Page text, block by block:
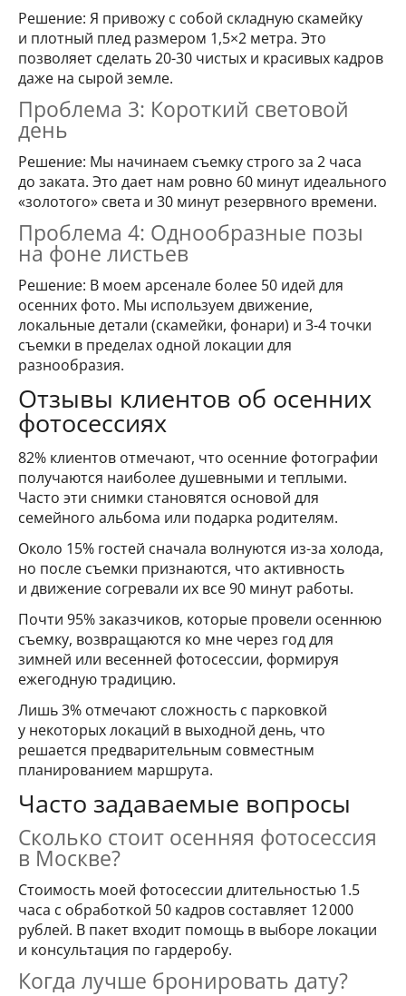
Решение: Я привожу с собой складную скамейку
и плотный плед размером 1,5×2 метра. Это
позволяет сделать 20-30 чистых и красивых кадров
даже на сырой земле.
Проблема 3: Короткий световой
день
Решение: Мы начинаем съемку строго за 2 часа
до заката. Это дает нам ровно 60 минут идеального
«золотого» света и 30 минут резервного времени.
Проблема 4: Однообразные позы
на фоне листьев
Решение: В моем арсенале более 50 идей для
осенних фото. Мы используем движение,
локальные детали (скамейки, фонари) и 3-4 точки
съемки в пределах одной локации для
разнообразия.
Отзывы клиентов об осенних
фотосессиях
82% клиентов отмечают, что осенние фотографии
получаются наиболее душевными и теплыми.
Часто эти снимки становятся основой для
семейного альбома или подарка родителям.
Около 15% гостей сначала волнуются из-за холода,
но после съемки признаются, что активность
и движение согревали их все 90 минут работы.
Почти 95% заказчиков, которые провели осеннюю
съемку, возвращаются ко мне через год для
зимней или весенней фотосессии, формируя
ежегодную традицию.
Лишь 3% отмечают сложность с парковкой
у некоторых локаций в выходной день, что
решается предварительным совместным
планированием маршрута.
Часто задаваемые вопросы
Сколько стоит осенняя фотосессия
в Москве?
Стоимость моей фотосессии длительностью 1.5
часа с обработкой 50 кадров составляет 12 000
рублей. В пакет входит помощь в выборе локации
и консультация по гардеробу.
Когда лучше бронировать дату?